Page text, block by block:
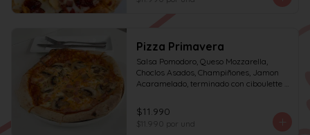
Pizza Primavera
Salsa Pomodoro, Queso Mozzarella,
Choclos Asados, Champiñones, Jamon
Acaramelado, terminado con ciboulette y
$11.990
$11.990 por und